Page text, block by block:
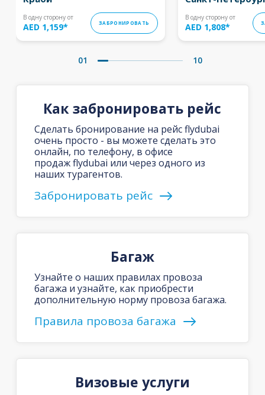
В одну сторону от
AED 1,159* ЗАБРОНИРОВАТЬ
В одну сторону от
AED 1,808*
01 10
Как забронировать рейс
Сделать бронирование на рейс flydubai
очень просто - вы можете сделать это
онлайн, по телефону, в офисе
продаж flydubai или через одного из
наших турагентов.
Забронировать рейс
Багаж
Узнайте о наших правилах провоза
багажа и узнайте, как приобрести
дополнительную норму провоза багажа.
Правила провоза багажа
Визовые услуги